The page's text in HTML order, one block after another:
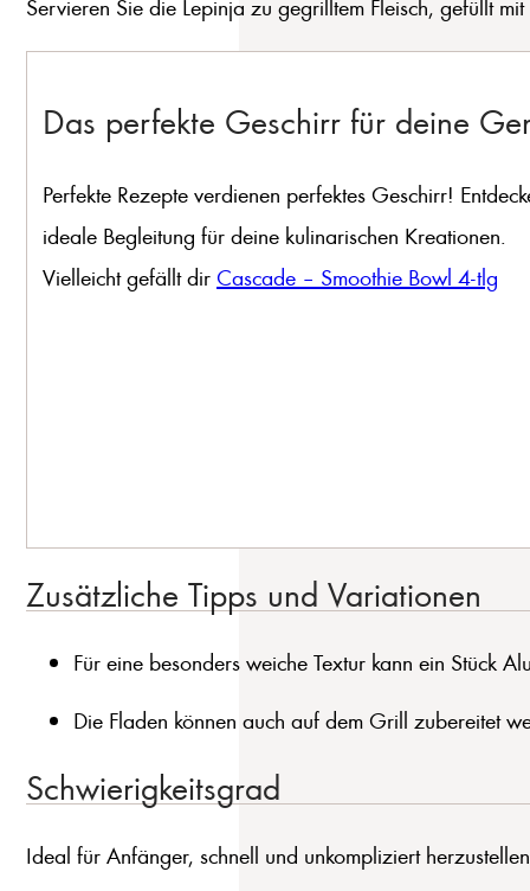
Servieren Sie die Lepinja zu gegrilltem Fleisch, gefüllt
Das perfekte Geschirr für deine
Perfekte Rezepte verdienen perfektes Geschirr!
ideale Begleitung für deine kulinarischen Kreationen.
Vielleicht gefällt dir Cascade – Smoothie Bowl 4-tlg
Zusätzliche Tipps und Variationen
Für eine besonders weiche Textur kann ein Stück
Die Fladen können auch auf dem Grill zubereitet
Schwierigkeitsgrad
Ideal für Anfänger, schnell und unkompliziert